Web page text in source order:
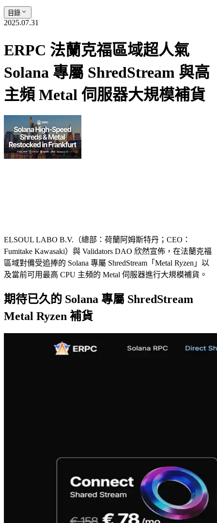
目錄
2025.07.31
ERPC 法蘭克福區域超人氣
Solana 專屬 ShredStream 與高
主頻 Metal 伺服器大規模補貨
ELSOUL LABO B.V.（總部：荷蘭阿姆斯特丹；CEO：
Fumitake Kawasaki）與 Validators DAO 欣然宣佈，在法蘭克福
區域對備受追捧的 Solana 專屬 ShredStream「Metal Ryzen」以
及當前可用最高 CPU 主頻的 Metal 伺服器進行大規模補貨。
期待已久的 Solana 專屬 ShredStream
Metal Ryzen 補貨